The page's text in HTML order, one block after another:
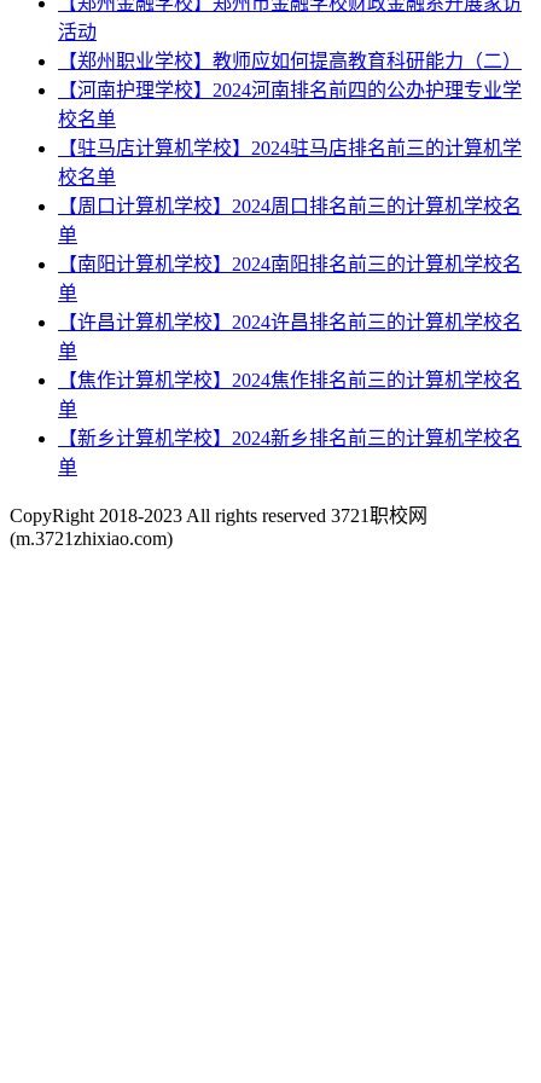
活动
【郑州职业学校】教师应如何提高教育科研能力（二）
【河南护理学校】2024河南排名前四的公办护理专业学
校名单
【驻马店计算机学校】2024驻马店排名前三的计算机学
校名单
【周口计算机学校】2024周口排名前三的计算机学校名
单
【南阳计算机学校】2024南阳排名前三的计算机学校名
单
【许昌计算机学校】2024许昌排名前三的计算机学校名
单
【焦作计算机学校】2024焦作排名前三的计算机学校名
单
【新乡计算机学校】2024新乡排名前三的计算机学校名
单
CopyRight 2018-2023 All rights reserved 3721职校网
(m.3721zhixiao.com)